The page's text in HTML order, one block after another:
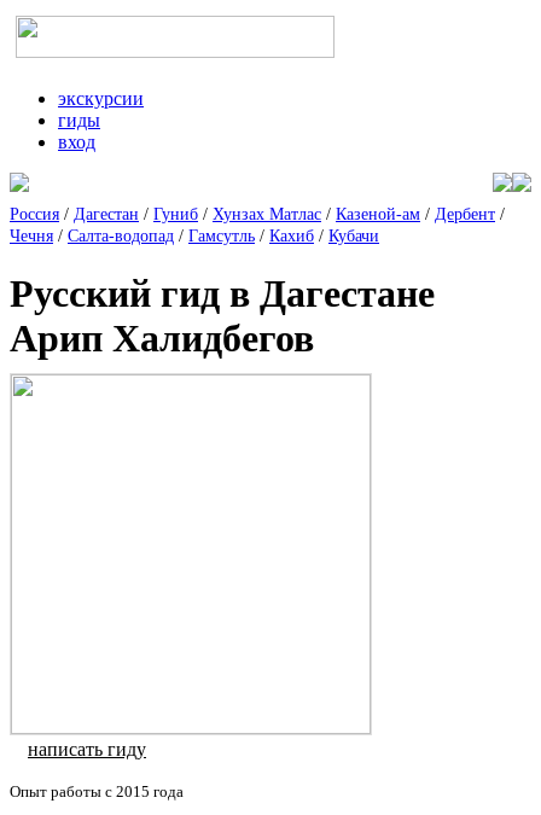
экскурсии
гиды
вход
Россия / Дагестан / Гуниб / Хунзах Матлас / Казеной-ам / Дербент /
Чечня / Салта-водопад / Гамсутль / Кахиб / Кубачи
Русский гид в Дагестане
Арип Халидбегов
написать гиду
Опыт работы с 2015 года